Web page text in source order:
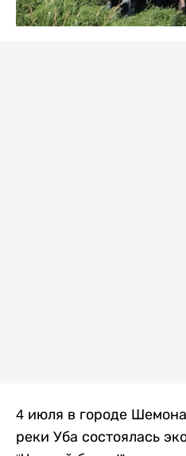
4 июля в городе
реки Уба состоялась